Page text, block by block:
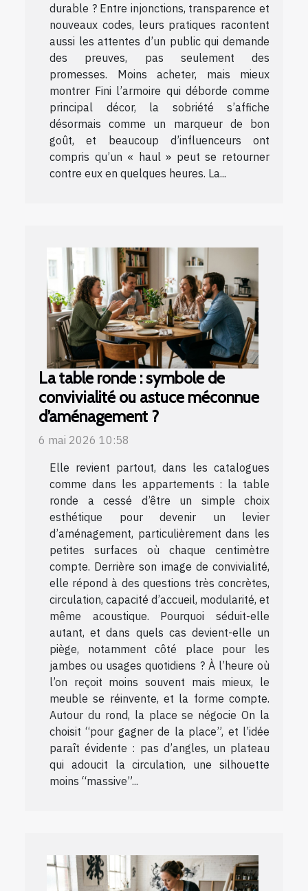
durable ? Entre injonctions, transparence et
nouveaux codes, leurs pratiques racontent
aussi les attentes d’un public qui demande
des preuves, pas seulement des
promesses. Moins acheter, mais mieux
montrer Fini l’armoire qui déborde comme
principal décor, la sobriété s’affiche
désormais comme un marqueur de bon
goût, et beaucoup d’influenceurs ont
compris qu’un « haul » peut se retourner
contre eux en quelques heures. La...
La table ronde : symbole de
convivialité ou astuce méconnue
d’aménagement ?
6 mai 2026 10:58
Elle revient partout, dans les catalogues
comme dans les appartements : la table
ronde a cessé d’être un simple choix
esthétique pour devenir un levier
d’aménagement, particulièrement dans les
petites surfaces où chaque centimètre
compte. Derrière son image de convivialité,
elle répond à des questions très concrètes,
circulation, capacité d’accueil, modularité, et
même acoustique. Pourquoi séduit-elle
autant, et dans quels cas devient-elle un
piège, notamment côté place pour les
jambes ou usages quotidiens ? À l’heure où
l’on reçoit moins souvent mais mieux, le
meuble se réinvente, et la forme compte.
Autour du rond, la place se négocie On la
choisit “pour gagner de la place”, et l’idée
paraît évidente : pas d’angles, un plateau
qui adoucit la circulation, une silhouette
moins “massive”...